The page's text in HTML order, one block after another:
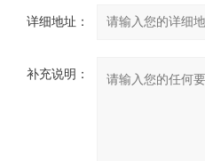
详细地址：
补充说明：